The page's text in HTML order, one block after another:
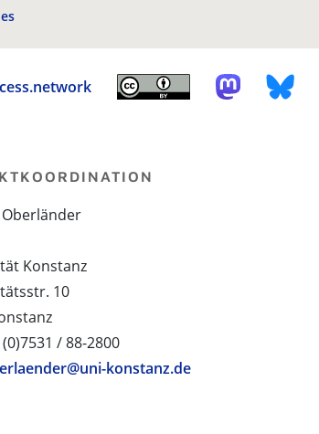
Konstanz
10
/ 88-2800
konstanz.de